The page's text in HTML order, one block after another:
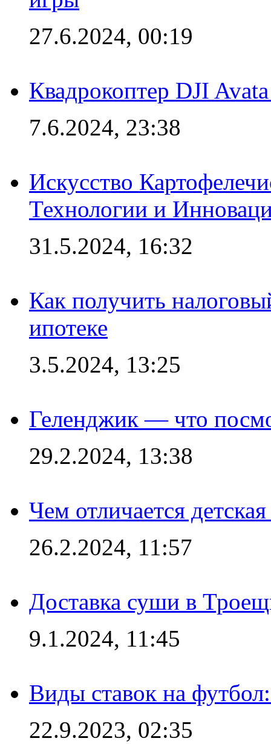
27.6.2024, 00:19
Квадрокоптер DJI
7.6.2024, 23:38
Искусство
Технологии и
31.5.2024, 16:32
Как получить
ипотеке
3.5.2024, 13:25
Геленджик — что
29.2.2024, 13:38
Чем отличается
26.2.2024, 11:57
Доставка суши в
9.1.2024, 11:45
Виды ставок на
22.9.2023, 02:35